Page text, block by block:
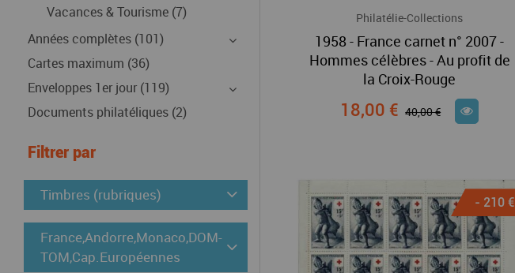
Vacances & Tourisme (7)
Années complètes (101)
Cartes maximum (36)
Enveloppes 1er jour (119)
Documents philatéliques (2)
Filtrer par
Timbres (rubriques)
France,Andorre,Monaco,DOM-
TOM,Cap.Européennes
Philatélie-Collections
1958 - France carnet n° 2007 -
Hommes célèbres - Au profit de
la Croix-Rouge
18,00 € 40,00 €
- 210 €